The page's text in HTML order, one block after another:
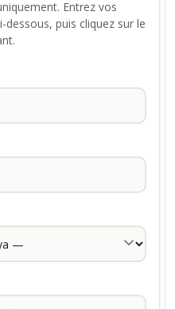
Entrez vos
puis cliquez sur le